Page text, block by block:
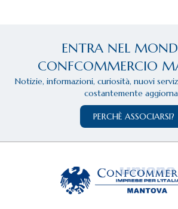
ENTRA NEL
CONFCOMMERCIO
Notizie, informazioni, curiosità, nuovi
costantemente
PERCHÈ ASSOCIARSI?